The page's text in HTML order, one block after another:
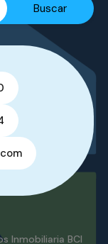
Inmobiliaria BCI